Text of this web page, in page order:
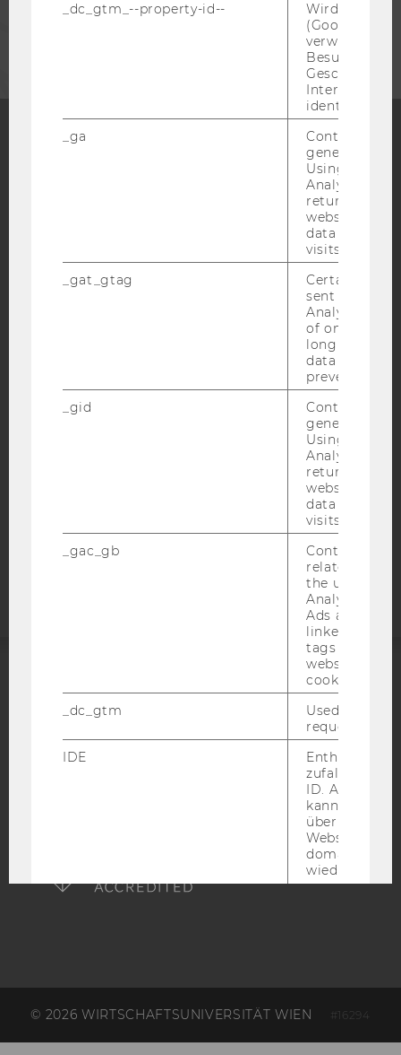
Blog
Bluesky
BARRIEREFREIHEITSERKLÄRUNG WEBSEITE
DATENSCHUTZERKLÄRUNG SOCIAL MEDIA
STUDIENBEWERBER*INNEN UND STUDIERENDE
Barrierefreiheitserklärung
ACCREDITED BY:
© 2026 WIRTSCHAFTSUNIVERSITÄT WIEN #16294
_dc_gtm_--property-id--
Wird von
(Google Tag
verwendet,
Besucher
Geschlecht
Interessen zu
identifizieren.
_ga
Contains a
generated
Using this
Analytics can
returning
website and
data from
visits.
_gat_gtag
Certain data
sent to
Analytics a
of once per
long as it is
data
prevented.
_gid
Contains a
generated
Using this
Analytics can
returning
website and
data from
visits.
_gac_gb
Contains
related
the user. If
Analytics and
Ads accounts
linked, the
tags on the
website read
cookie.
_dc_gtm
Used to
request rate.
IDE
Enthält eine
ID. Anhand
kann Google
über
Websites
Vimeo-Video
bedeutet,